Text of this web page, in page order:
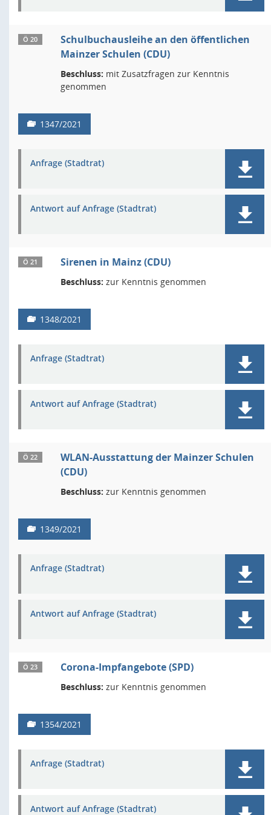
Ö 20
Schulbuchausleihe an den öffentlichen
Mainzer Schulen (CDU)
Beschluss: mit Zusatzfragen zur Kenntnis
genommen
1347/2021
Anfrage (Stadtrat)
Antwort auf Anfrage (Stadtrat)
Ö 21 Sirenen in Mainz (CDU)
Beschluss: zur Kenntnis genommen
1348/2021
Anfrage (Stadtrat)
Antwort auf Anfrage (Stadtrat)
Ö 22
WLAN-Ausstattung der Mainzer Schulen
(CDU)
Beschluss: zur Kenntnis genommen
1349/2021
Anfrage (Stadtrat)
Antwort auf Anfrage (Stadtrat)
Ö 23 Corona-Impfangebote (SPD)
Beschluss: zur Kenntnis genommen
1354/2021
Anfrage (Stadtrat)
Antwort auf Anfrage (Stadtrat)